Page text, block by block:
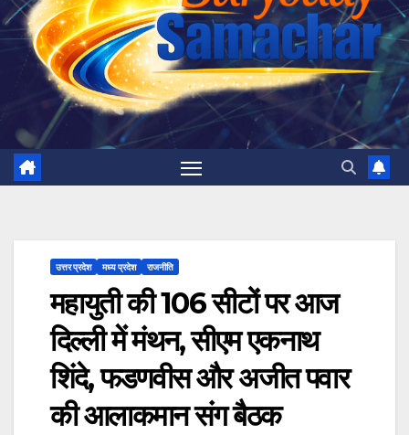
उत्तर प्रदेश मध्य प्रदेश राजनीति
महायुती की 106 सीटों पर आज
दिल्ली में मंथन, सीएम एकनाथ
शिंदे, फडणवीस और अजीत पवार
की आलाकमान संग बैठक